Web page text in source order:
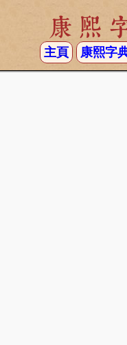
康熙
主頁 康熙字